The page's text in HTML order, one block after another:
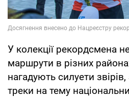
У колекції рекордсмена
маршрути в різних
нагадують силуети
треки на тему